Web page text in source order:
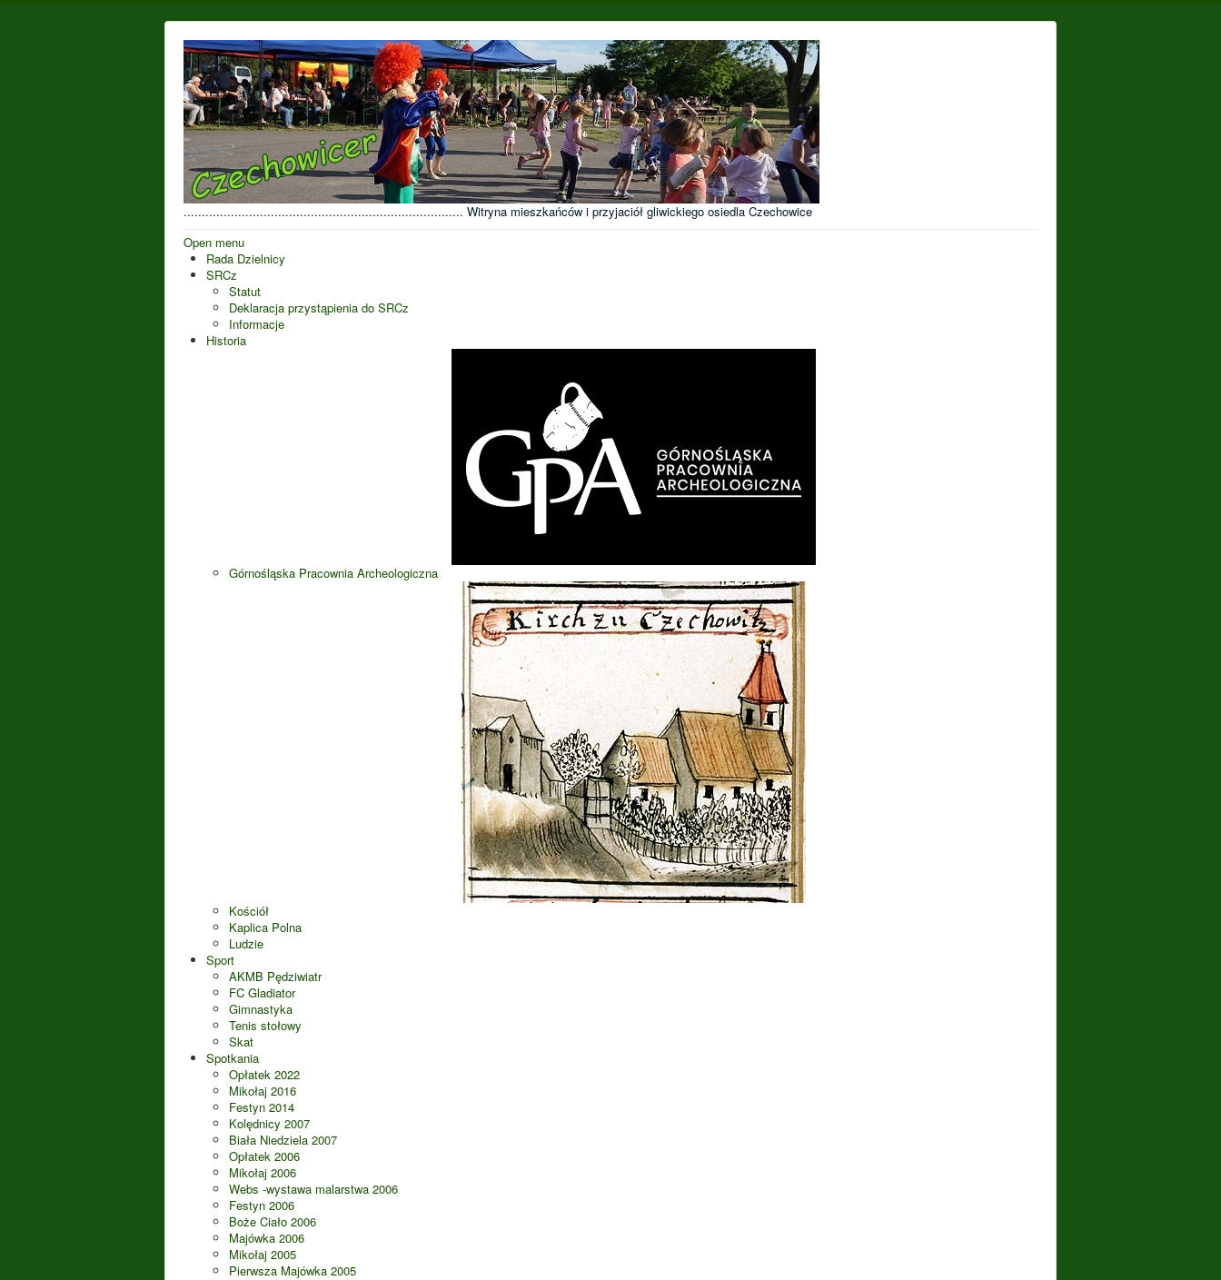
............................................................................. Witryna mieszkańców i przyjaciół gliwickiego osiedla Czechowice
Open menu
Rada Dzielnicy
SRCz
Statut
Deklaracja przystąpienia do SRCz
Informacje
Historia
Górnośląska Pracownia Archeologiczna
Kościół
Kaplica Polna
Ludzie
Sport
AKMB Pędziwiatr
FC Gladiator
Gimnastyka
Tenis stołowy
Skat
Spotkania
Opłatek 2022
Mikołaj 2016
Festyn 2014
Kolędnicy 2007
Biała Niedziela 2007
Opłatek 2006
Mikołaj 2006
Webs -wystawa malarstwa 2006
Festyn 2006
Boże Ciało 2006
Majówka 2006
Mikołaj 2005
Pierwsza Majówka 2005